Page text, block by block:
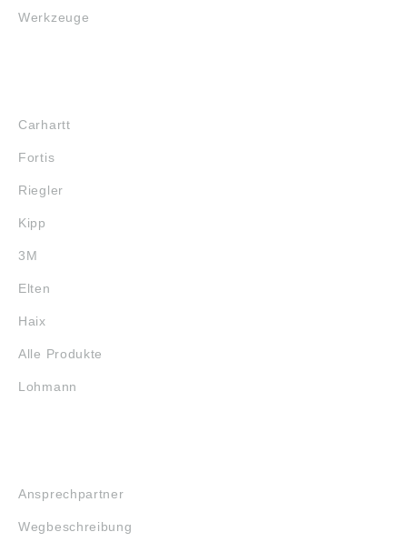
Werkzeuge
Carhartt
Fortis
Riegler
Kipp
3M
Elten
Haix
Alle Produkte
Lohmann
Ansprechpartner
Wegbeschreibung